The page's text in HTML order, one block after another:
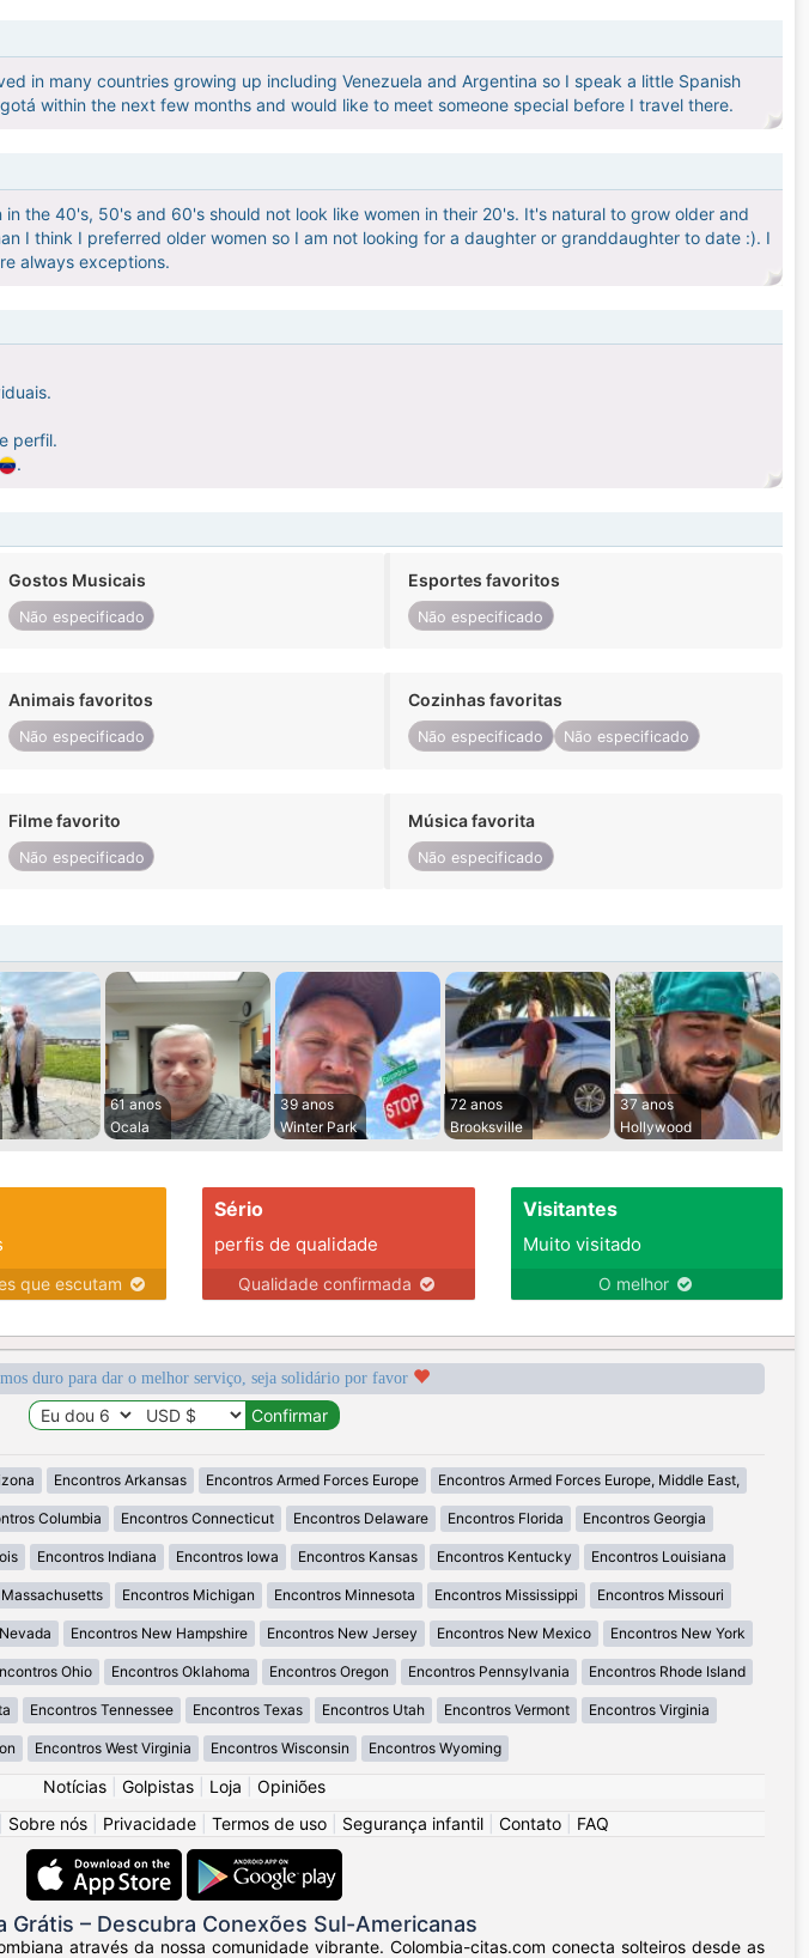
in many countries growing up including Venezuela and Argentina so I speak a little Spanish
within the next few months and would like to meet someone special before I travel there.
the 40's, 50's and 60's should not look like women in their 20's. It's natural to grow older and
I think I preferred older women so I am not looking for a daughter or granddaughter to date :). I
always exceptions.
perfil.
.
Gostos Musicais
Não especificado
Esportes favoritos
Não especificado
Animais favoritos
Não especificado
Cozinhas favoritas
Não especificado Não especificado
Filme favorito
Não especificado
Música favorita
Não especificado
61 anos
Ocala
39 anos
Winter Park
72 anos
Brooksville
37 anos
Hollywood
que escutam
Sério
perfis de qualidade
Qualidade confirmada
Visitantes
Muito visitado
O melhor
duro para dar o melhor serviço, seja solidário por favor
Encontros Arkansas Encontros Armed Forces Europe Encontros Armed Forces Europe, Middle East,
Columbia Encontros Connecticut Encontros Delaware Encontros Florida Encontros Georgia
Encontros Indiana Encontros Iowa Encontros Kansas Encontros Kentucky Encontros Louisiana
Encontros Michigan Encontros Minnesota Encontros Mississippi Encontros Missouri
Encontros New Hampshire Encontros New Jersey Encontros New Mexico Encontros New York
Ohio Encontros Oklahoma Encontros Oregon Encontros Pennsylvania Encontros Rhode Island
Encontros Tennessee Encontros Texas Encontros Utah Encontros Vermont Encontros Virginia
Encontros West Virginia Encontros Wisconsin Encontros Wyoming
Notícias Golpistas Loja
Opiniões
Sobre nós Privacidade Termos de uso Segurança infantil Contato FAQ
– Descubra Conexões Sul-Americanas
através da nossa comunidade vibrante. Colombia-citas.com conecta solteiros desde as